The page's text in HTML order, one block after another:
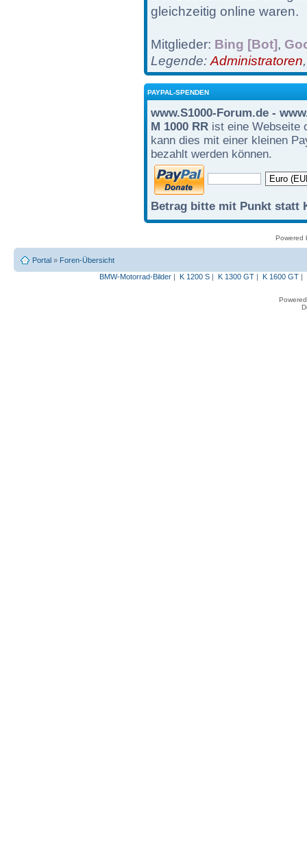
gleichzeitig online waren.
Mitglieder: Bing [Bot],
Legende: Administratoren
PAYPAL-SPENDEN
www.S1000-Forum.de -
M 1000 RR ist eine Webseite
kann dies mit einer kleinen
bezahlt werden können.
Betrag bitte mit Punkt statt
Powered
Portal » Foren-Übersicht
BMW-Motorrad-Bilder| K 1200 S| K 1300 GT| K 1600 GT|